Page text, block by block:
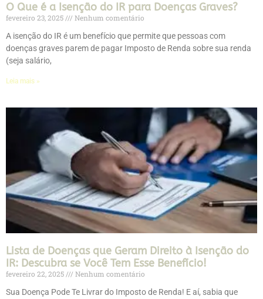
O Que é a Isenção do IR para Doenças Graves?
fevereiro 23, 2025
Nenhum comentário
A isenção do IR é um benefício que permite que pessoas com
doenças graves parem de pagar Imposto de Renda sobre sua renda
(seja salário,
Leia mais »
Lista de Doenças que Geram Direito à Isenção do
IR: Descubra se Você Tem Esse Benefício!
fevereiro 22, 2025
Nenhum comentário
Sua Doença Pode Te Livrar do Imposto de Renda! E aí, sabia que